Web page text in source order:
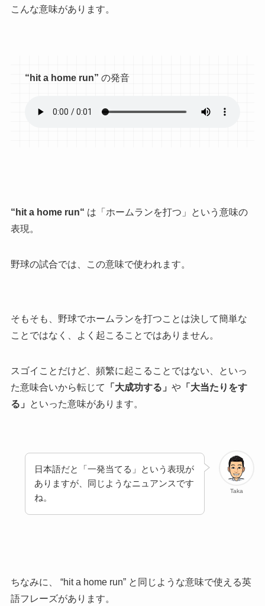
こんな意味があります。
“hit a home run” の発音
“ hit a home run“ は 「ホームランを打つ」という意味の
表現。
野球の試合では、この意味で使われます。
そもそも、野球でホームランを打つことは決して簡単な
ことではなく、よく起こることではありません。
スゴイことだけど、頻繁に起こることではない、といっ
た意味合いから転じて
「大成功する」 や「大当たりをす
る」
といった意味があります。
Taka
日本語だと「一発当てる」という表現が
ありますが、同じようなニュアンスです
ね。
ちなみに、 “hit a home run” と同じような意味で使える英
語フレーズがあります。